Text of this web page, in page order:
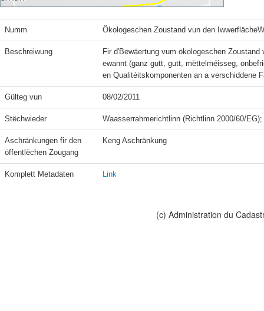
Numm Ökologeschen Zoustand vun den
Beschreiwung
Fir d'Bewäertung vum ökologeschen
ewannt (ganz gutt, gutt, mëttelméisseg,
en Qualitéitskomponenten an a verschiddene
Gülteg vun 08/02/2011
Stëchwieder
Aschränkungen fir den
öffentlëchen Zougang
Keng Aschränkung
Komplett Metadaten Link
(c) Administration du